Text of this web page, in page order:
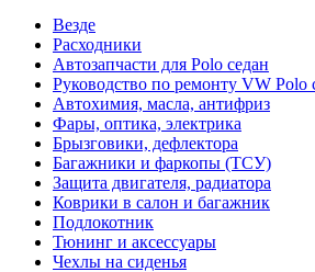
Везде
Расходники
Автозапчасти для Polo седан
Руководство по ремонту VW Polo
Автохимия, масла, антифриз
Фары, оптика, электрика
Брызговики, дефлектора
Багажники и фаркопы (ТСУ)
Защита двигателя, радиатора
Коврики в салон и багажник
Подлокотник
Тюнинг и аксессуары
Чехлы на сиденья